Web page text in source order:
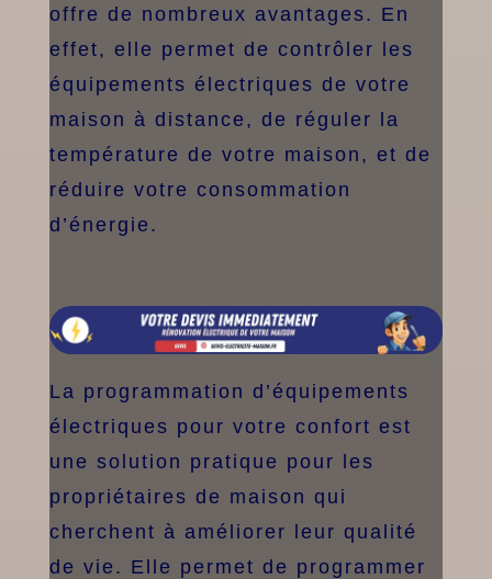
offre de nombreux avantages. En
effet, elle permet de contrôler les
équipements électriques de votre
maison à distance, de réguler la
température de votre maison, et de
réduire votre consommation
d’énergie.
La programmation d’équipements
électriques pour votre confort est
une solution pratique pour les
propriétaires de maison qui
cherchent à améliorer leur qualité
de vie. Elle permet de programmer